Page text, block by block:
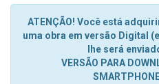
ATENÇÃO! Você está
uma obra em versão Digital
lhe será
VERSÃO PARA